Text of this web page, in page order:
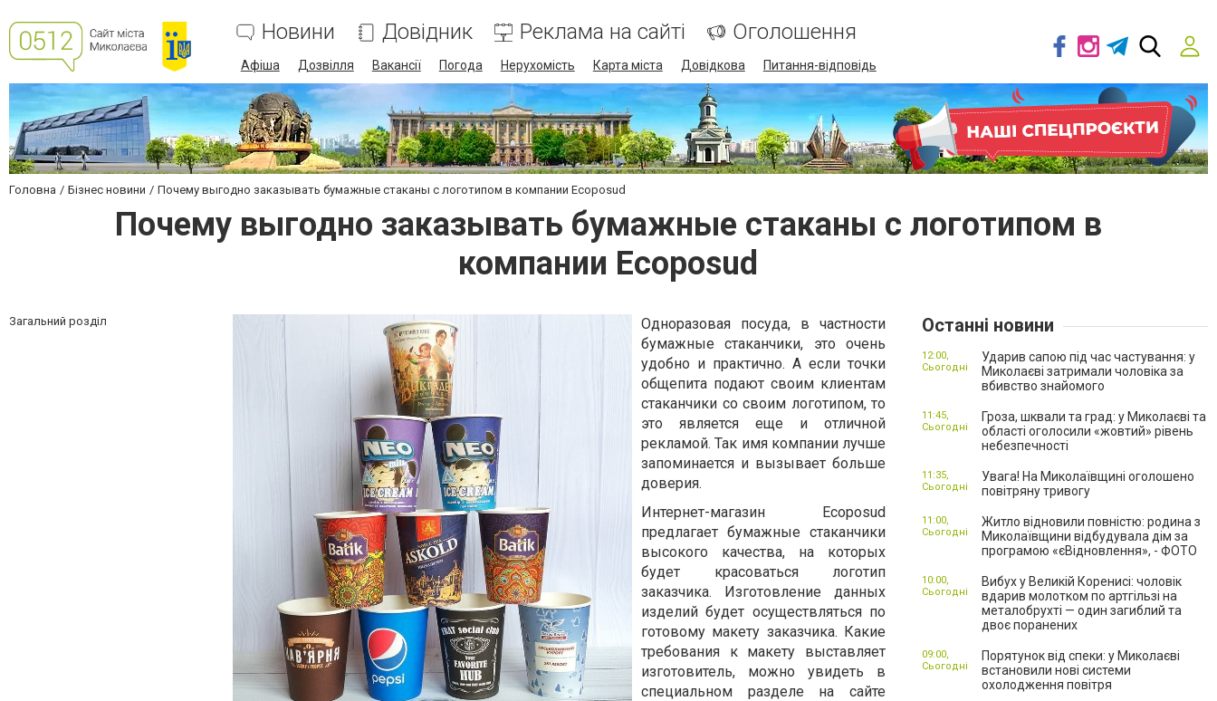
Новини Довідник Реклама на сайті Оголошення
Афіша Дозвілля Вакансії Погода Нерухомість Карта міста Довідкова Питання-відповідь
Головна Бізнес новини Почему выгодно заказывать бумажные стаканы с логотипом в компании Ecoposud
Почему выгодно заказывать бумажные стаканы с логотипом в
компании Ecoposud
Загальний розділ
Одноразовая посуда, в частности
бумажные стаканчики, это очень
удобно и практично. А если точки
общепита подают своим клиентам
стаканчики со своим логотипом, то
это является еще и отличной
рекламой. Так имя компании лучше
запоминается и вызывает больше
доверия.
Интернет-магазин Ecoposud
предлагает бумажные стаканчики
высокого качества, на которых
будет красоваться логотип
заказчика. Изготовление данных
изделий будет осуществляться по
готовому макету заказчика. Какие
требования к макету выставляет
изготовитель, можно увидеть в
специальном разделе на сайте
Останні новини
Ударив сапою під час частування: у
Миколаєві затримали чоловіка за
вбивство знайомого
12:00,
Сьогодні
Гроза, шквали та град: у Миколаєві та
області оголосили «жовтий» рівень
небезпечності
11:45,
Сьогодні
Увага! На Миколаївщині оголошено
повітряну тривогу
11:35,
Сьогодні
Житло відновили повністю: родина з
Миколаївщини відбудувала дім за
програмою «єВідновлення», - ФОТО
11:00,
Сьогодні
Вибух у Великій Коренисі: чоловік
вдарив молотком по артгільзі на
металобрухті — один загиблий та
двоє поранених
10:00,
Сьогодні
Порятунок від спеки: у Миколаєві
встановили нові системи
охолодження повітря
09:00,
Сьогодні